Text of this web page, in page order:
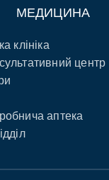
МЕДИЦИНА
клініка
центр
аптека